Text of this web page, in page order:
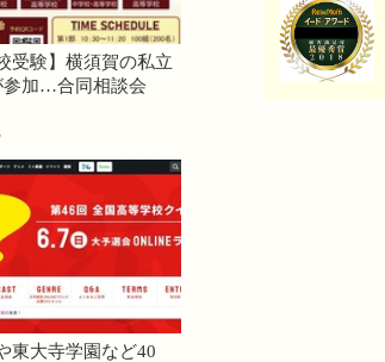
受験】横須賀の私立
参加…合同相談会
東大寺学園など40